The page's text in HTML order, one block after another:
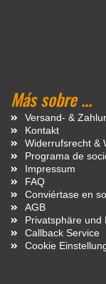
Más sobre ...
Versand- &
Kontakt
Widerrufsrecht &
Programa de
Impressum
FAQ
Conviértase en
AGB
Privatsphäre und
Callback Service
Cookie